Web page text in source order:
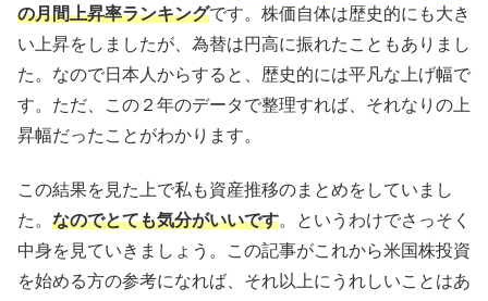
の月間上昇率ランキングです。株価自体は歴史的にも大き
い上昇をしましたが、為替は円高に振れたこともありまし
た。なので日本人からすると、歴史的には平凡な上げ幅で
す。ただ、この２年のデータで整理すれば、それなりの上
昇幅だったことがわかります。
この結果を見た上で私も資産推移のまとめをしていまし
た。 なのでとても気分がいいです。というわけでさっそく
中身を見ていきましょう。この記事がこれから米国株投資
を始める方の参考になれば、それ以上にうれしいことはあ